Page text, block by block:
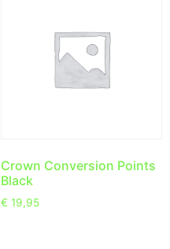
Crown Conversion Points
Black
€ 19,95